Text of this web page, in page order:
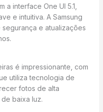
a interface One UI 5.1,
e intuitiva. A Samsung
e atualizações
é impressionante, com
utiliza tecnologia de
fotos de alta
baixa luz.